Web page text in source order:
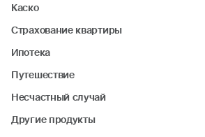
Каско
Страхование квартиры
Ипотека
Путешествие
Несчастный случай
Другие продукты